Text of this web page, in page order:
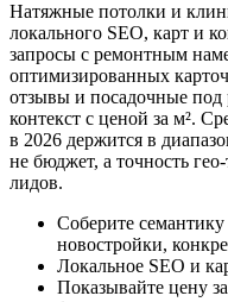
Натяжные потолки и
локального SEO, карт и
запросы с ремонтным
оптимизированных
отзывы и посадочные под
контекст с ценой за м².
в 2026 держится в
не бюджет, а точность
лидов.
Соберите
новостройки,
Локальное SEO и
Показывайте цену